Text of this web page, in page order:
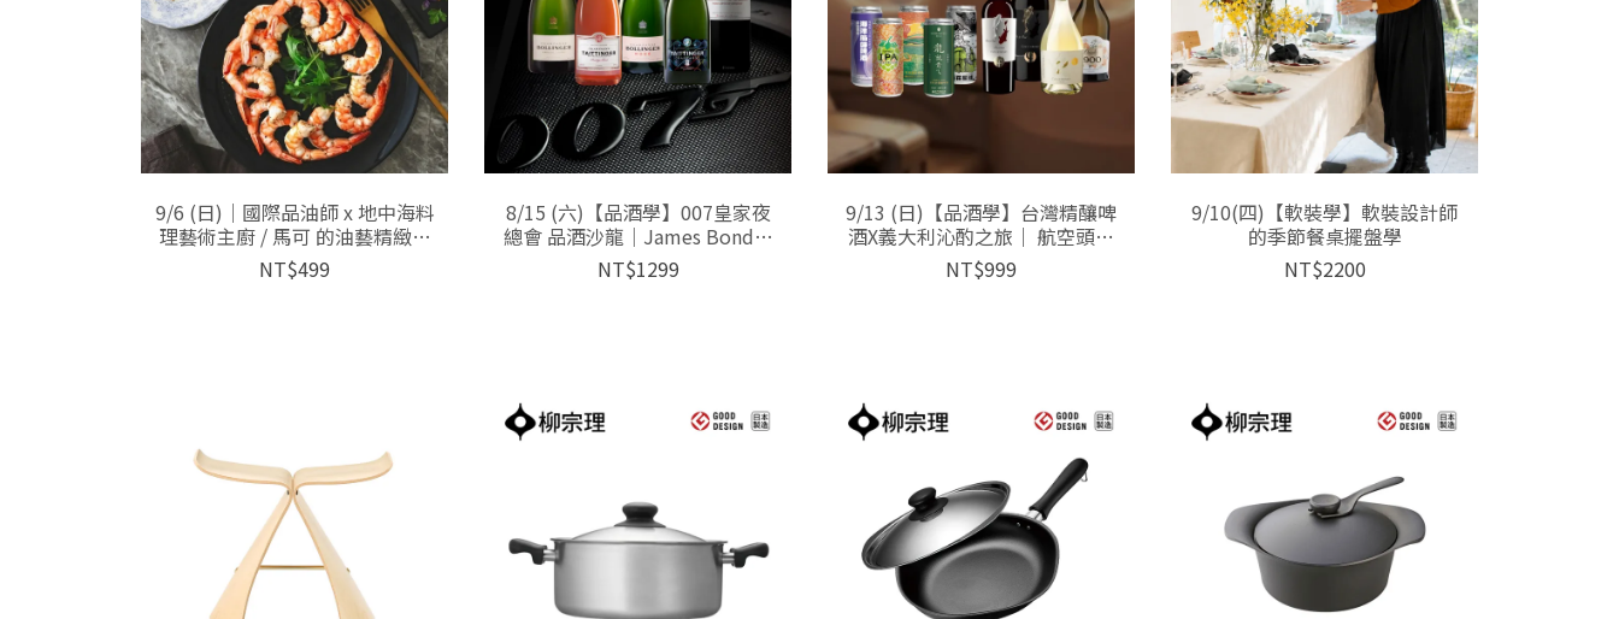
9/6 (日)｜國際品油師 x 地中海料
理藝術主廚 / 馬可 的油藝精緻料
理
NT$499
8/15 (六)【品酒學】007皇家夜
總會 品酒沙龍｜James Bond的
微醺機密清單
NT$1299
9/13 (日)【品酒學】台灣精釀啤
酒X義大利沁酌之旅｜ 航空頭等
艙選用+金牌佳釀
NT$999
9/10(四)【軟裝學】軟裝設計師
的季節餐桌擺盤學
NT$2200